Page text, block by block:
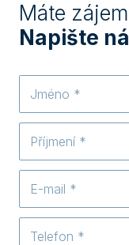
Máte
Napište